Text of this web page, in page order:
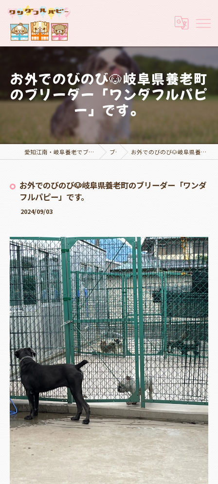
お外でのびのび🐶岐阜県養老町
のブリーダー「ワンダフルパピ
ー」です。
愛知江南・岐阜養老でブリーダーなら実績豊富なワンダフルパピー ブログ お外でのびのび🐶岐阜県養老町のブリーダー「ワンダフルパピー」です。
お外でのびのび🐶岐阜県養老町のブリーダー「ワンダ
フルパピー」です。
2024/09/03